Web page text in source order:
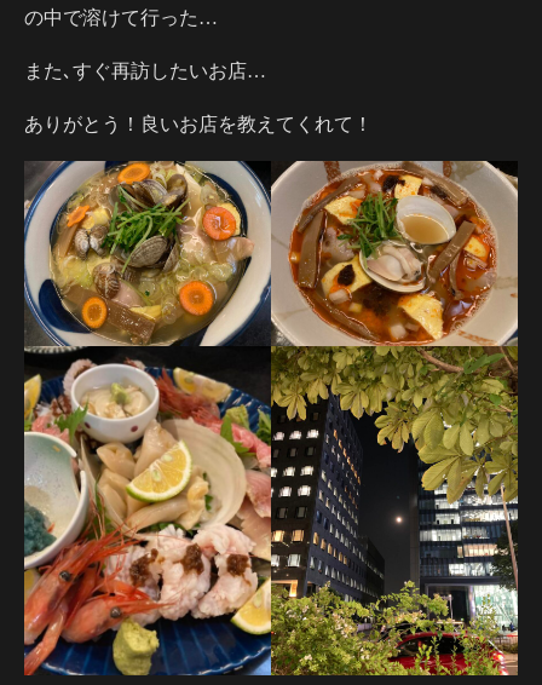
の中で溶けて行った…
また､すぐ再訪したいお店…
ありがとう！良いお店を教えてくれて！